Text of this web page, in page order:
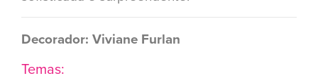
Decorador: Viviane Furlan
Temas: